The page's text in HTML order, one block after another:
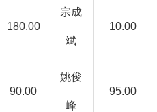
180.00
宗成
斌
10.00
90.00
姚俊
峰
95.00